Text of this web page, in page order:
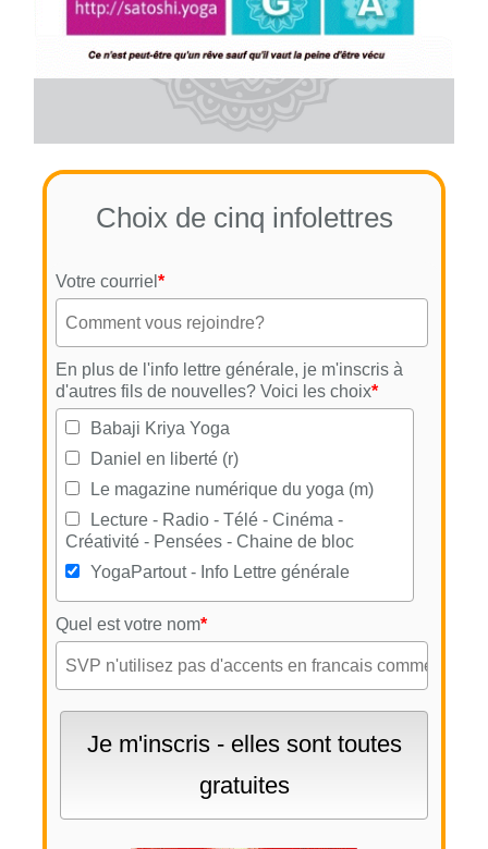
Choix de cinq infolettres
Votre courriel *
En plus de l'info lettre générale, je m'inscris à
d'autres fils de nouvelles? Voici les choix*
Babaji Kriya Yoga
Daniel en liberté (r)
Le magazine numérique du yoga (m)
Lecture - Radio - Télé - Cinéma -
Créativité - Pensées - Chaine de bloc
YogaPartout - Info Lettre générale
Quel est votre nom*